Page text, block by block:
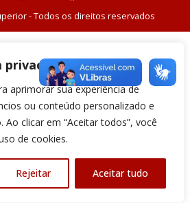
aprimorar sua experiência de
ou conteúdo personalizado e
clicar em “Aceitar todos”, você
de cookies.
Rejeitar Aceitar tudo
- Todos os direitos reservados